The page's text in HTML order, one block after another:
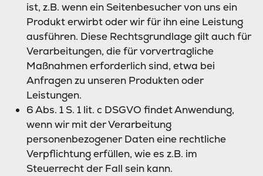
ist, z.B. wenn ein Seitenbesucher von uns ein
Produkt erwirbt oder wir für ihn eine Leistung
ausführen. Diese Rechtsgrundlage gilt auch für
Verarbeitungen, die für vorvertragliche
Maßnahmen erforderlich sind, etwa bei
Anfragen zu unseren Produkten oder
Leistungen.
6 Abs. 1 S. 1 lit. c DSGVO findet Anwendung,
wenn wir mit der Verarbeitung
personenbezogener Daten eine rechtliche
Verpflichtung erfüllen, wie es z.B. im
Steuerrecht der Fall sein kann.